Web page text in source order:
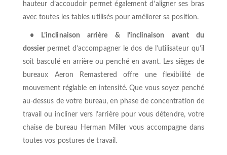
hauteur d’accoudoir permet également d’aligner ses bras
avec toutes les tables utilisés pour améliorer sa position.
• L’inclinaison arrière & l’inclinaison avant du
dossier permet d’accompagner le dos de l’utilisateur qu’il
soit basculé en arrière ou penché en avant. Les sièges de
bureaux Aeron Remastered offre une flexibilité de
mouvement réglable en intensité. Que vous soyez penché
au-dessus de votre bureau, en phase de concentration de
travail ou incliner vers l’arrière pour vous détendre, votre
chaise de bureau Herman Miller vous accompagne dans
toutes vos postures de travail.